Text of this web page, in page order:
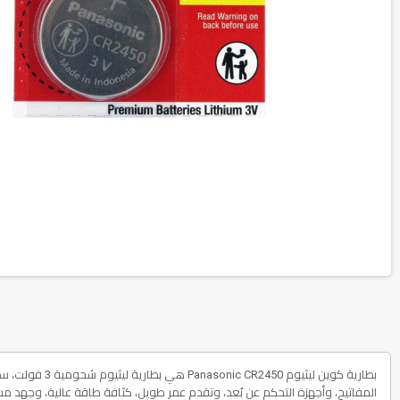
المفاتيح، وأجهزة التحكم عن بُعد، وتقدم عمر طويل، كثافة طاقة عالية، وجهد